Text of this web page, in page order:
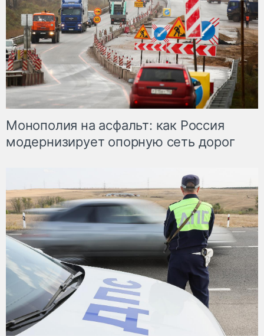
Монополия на асфальт: как Россия
модернизирует опорную сеть дорог